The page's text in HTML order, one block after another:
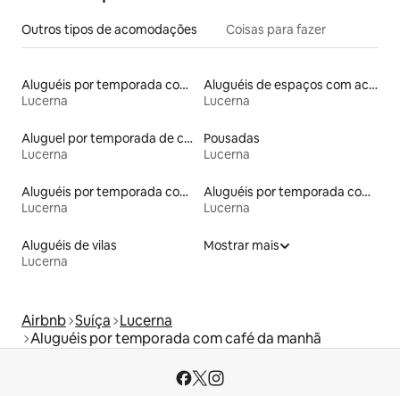
Outros tipos de acomodações Coisas para fazer
Aluguéis por temporada com acesso à praia
Lucerna
Aluguéis de espaços com acesso direto a pistas de esqui
Lucerna
Aluguel por temporada de casas de hóspedes
Lucerna
Pousadas
Lucerna
Aluguéis por temporada com sauna
Lucerna
Aluguéis por temporada com acesso ao lago
Lucerna
Aluguéis de vilas
Lucerna
Mostrar mais
Airbnb Suíça Lucerna
Aluguéis por temporada com café da manhã